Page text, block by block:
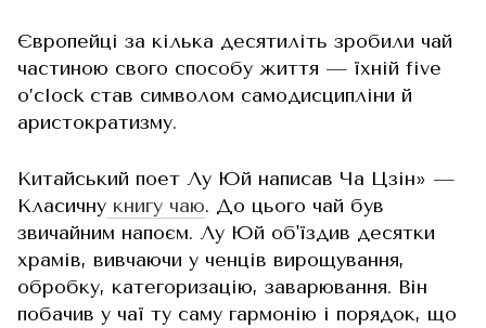
Європейці за кілька десятиліть зробили чай
частиною свого способу життя — їхній five
o’clock став символом самодисципліни й
аристократизму.
Китайський поет Лу Юй написав Ча Цзін» —
Класичну книгу чаю. До цього чай був
звичайним напоєм. Лу Юй об'їздив десятки
храмів, вивчаючи у ченців вирощування,
обробку, категоризацію, заварювання. Він
побачив у чаї ту саму гармонію і порядок, що